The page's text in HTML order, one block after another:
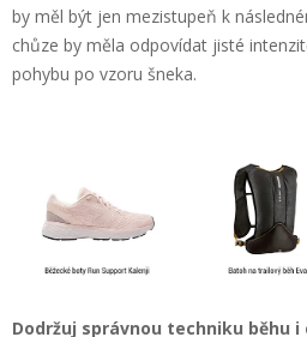
by měl být jen mezistupeň k
chůze by měla odpovídat jisté
pohybu po vzoru šneka.
Dodržuj správnou techniku běhu i